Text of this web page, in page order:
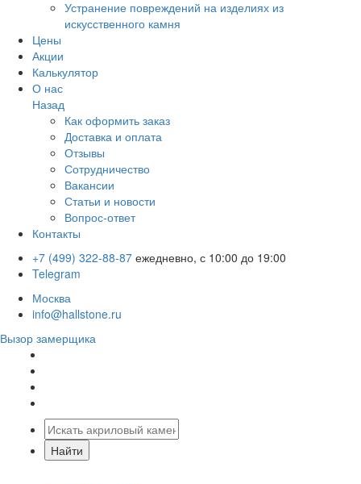
Устранение повреждений на изделиях из
искусственного камня
Цены
Акции
Калькулятор
О нас
Назад
Как оформить заказ
Доставка и оплата
Отзывы
Сотрудничество
Вакансии
Статьи и новости
Вопрос-ответ
Контакты
+7 (499) 322-88-87 ежедневно, с 10:00 до 19:00
Telegram
Москва
info@hallstone.ru
Вызор замерщика